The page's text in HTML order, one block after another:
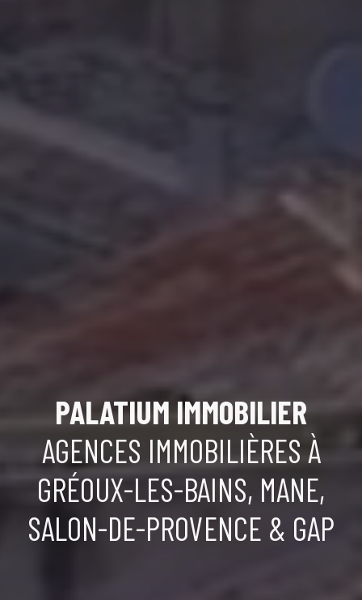
PALATIUM IMMOBILIER
AGENCES IMMOBILIÈRES À
GRÉOUX-LES-BAINS, MANE,
SALON-DE-PROVENCE & GAP